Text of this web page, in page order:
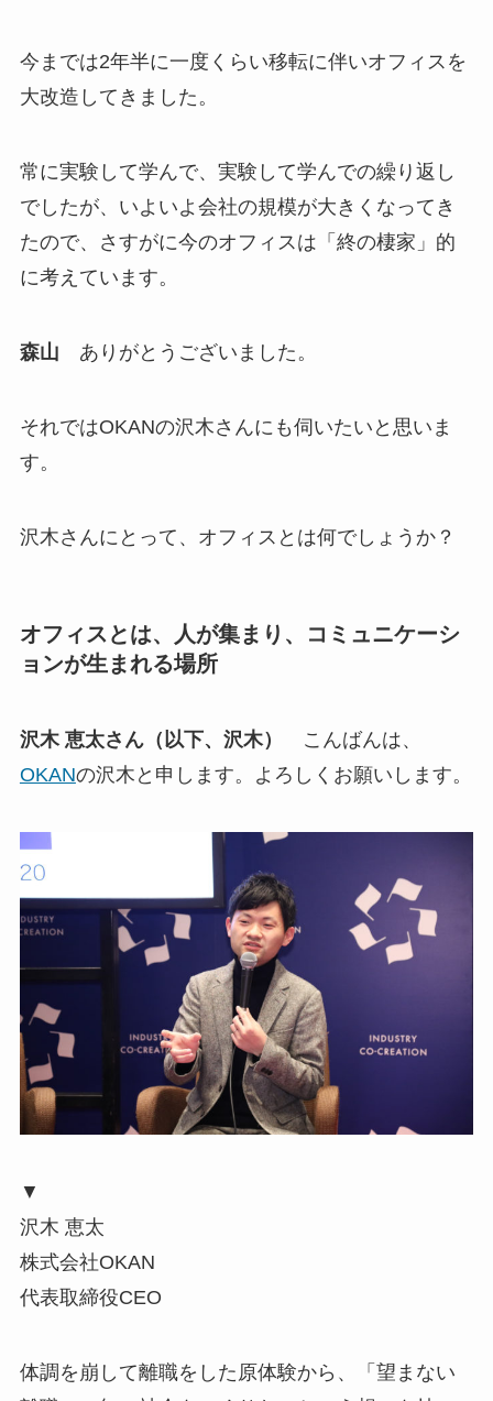
今までは2年半に一度くらい移転に伴いオフィスを
大改造してきました。
常に実験して学んで、実験して学んでの繰り返し
でしたが、いよいよ会社の規模が大きくなってき
たので、さすがに今のオフィスは「終の棲家」的
に考えています。
森山 ありがとうございました。
それではOKANの沢木さんにも伺いたいと思いま
す。
沢木さんにとって、オフィスとは何でしょうか？
オフィスとは、人が集まり、コミュニケーシ
ョンが生まれる場所
沢木 恵太さん（以下、沢木）
こんばんは、
OKANの沢木と申します。よろしくお願いします。
▼
沢木 恵太
株式会社OKAN
代表取締役CEO
体調を崩して離職をした原体験から、「望まない